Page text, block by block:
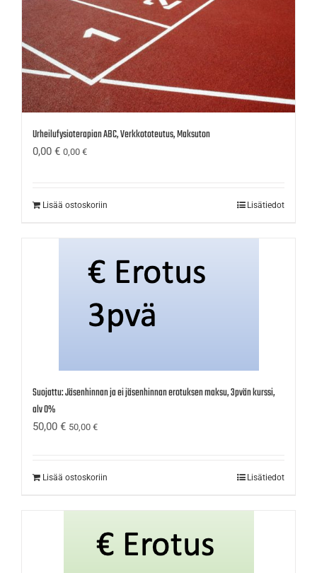
Urheilufysioterapian ABC, Verkkototeutus, Maksuton
0,00 € 0,00 €
Lisää ostoskoriin Lisätiedot
Suojattu: Jäsenhinnan ja ei jäsenhinnan erotuksen maksu, 3pvän kurssi,
alv 0%
50,00 € 50,00 €
Lisää ostoskoriin Lisätiedot